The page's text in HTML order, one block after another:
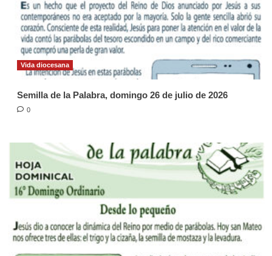
Vida diocesana
Semilla de la Palabra, domingo 26 de julio de 2026
0